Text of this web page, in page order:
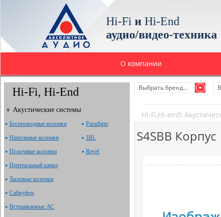
Hi-Fi и Hi-End
аудио/видео-техника
О компании
Выбрать бренд...
Hi-Fi,Hi-end\
S4SBB Корпус
Hi-Fi, Hi-End
Акустические системы
Беспроводные колонки
Напольные колонки
Полочные колонки
Центральный канал
Тыловые колонки
Сабвуфер
Встраиваемые АС
Paradigm
JBL
Revel